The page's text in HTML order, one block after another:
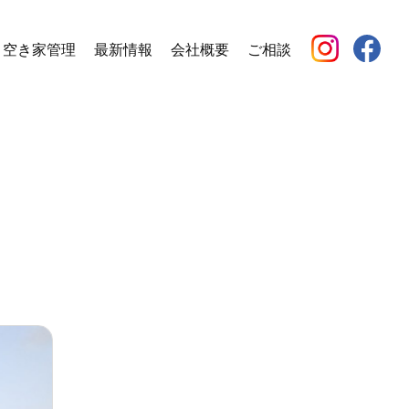
空き家管理 最新情報 会社概要 ご相談